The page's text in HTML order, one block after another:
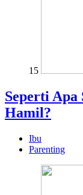
15
Seperti
Hamil?
Ibu
Parenting